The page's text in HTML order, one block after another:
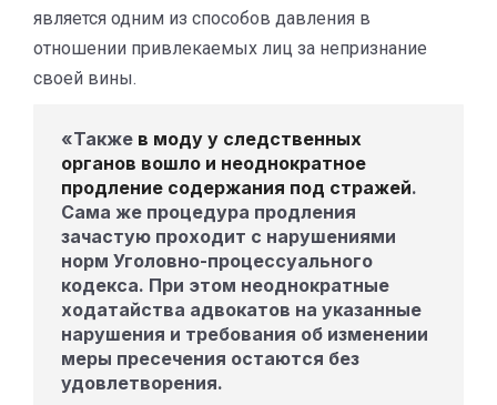
является одним из способов давления в
отношении привлекаемых лиц за непризнание
своей вины.
«Также в моду у следственных
органов вошло и неоднократное
продление содержания под стражей.
Сама же процедура продления
зачастую проходит с нарушениями
норм Уголовно-процессуального
кодекса. При этом неоднократные
ходатайства адвокатов на указанные
нарушения и требования об изменении
меры пресечения остаются без
удовлетворения.